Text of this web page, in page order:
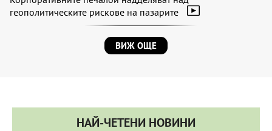
геополитическите рискове на пазарите
ВИЖ ОЩЕ
НАЙ-ЧЕТЕНИ НОВИНИ